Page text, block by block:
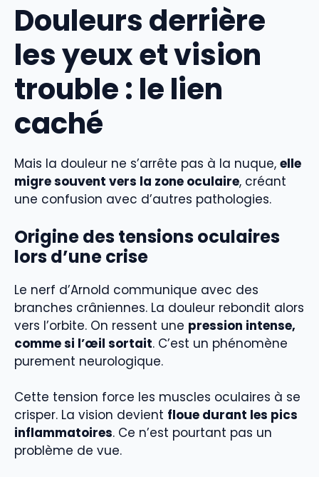
Douleurs derrière
les yeux et vision
trouble : le lien
caché
Mais la douleur ne s’arrête pas à la nuque, elle
migre souvent vers la zone oculaire, créant
une confusion avec d’autres pathologies.
Origine des tensions oculaires
lors d’une crise
Le nerf d’Arnold communique avec des
branches crâniennes. La douleur rebondit alors
vers l’orbite. On ressent une pression intense,
comme si l’œil sortait. C’est un phénomène
purement neurologique.
Cette tension force les muscles oculaires à se
crisper. La vision devient floue durant les pics
inflammatoires. Ce n’est pourtant pas un
problème de vue.